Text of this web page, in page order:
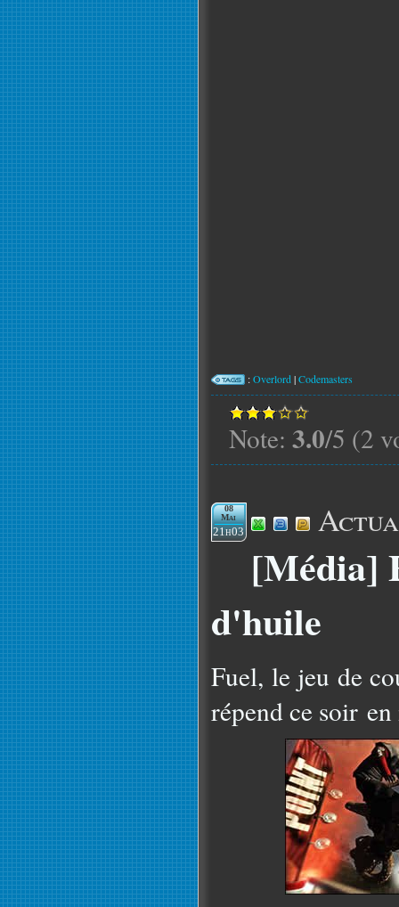
:Overlord|Codemasters
Note: 3.0/5 (2
08
Mai
21h03
[Média]
d'huile
Fuel, le jeu de
répend ce soir